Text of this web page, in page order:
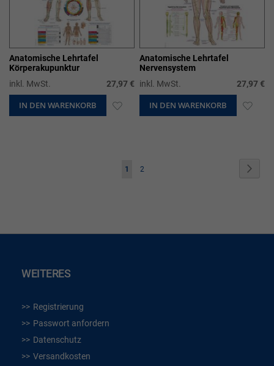
Anatomische Lehrtafel
Körperakupunktur
inkl. MwSt.
27,97 €
IN DEN WARENKORB ZUR
Anatomische Lehrtafel
Nervensystem
inkl. MwSt.
27,97 €
IN DEN WARENKORB ZUR
Seite
Sie
1 Seite
2
WEITERES
Registrierung
Passwort anfordern
Datenschutz
Versandkosten